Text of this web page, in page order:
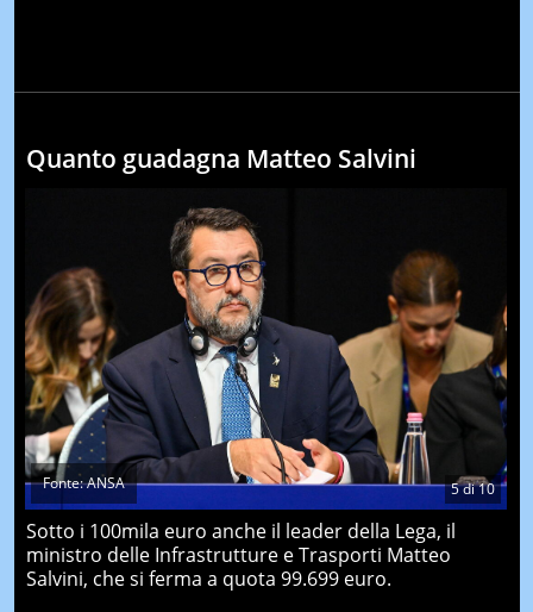
Quanto guadagna Matteo Salvini
5di10
Fonte: ANSA
Sotto i 100mila euro anche il leader della Lega, il
ministro delle Infrastrutture e Trasporti Matteo
Salvini, che si ferma a quota 99.699 euro.